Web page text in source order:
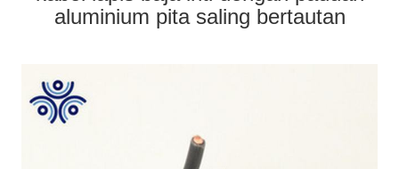
aluminium pita saling bertautan